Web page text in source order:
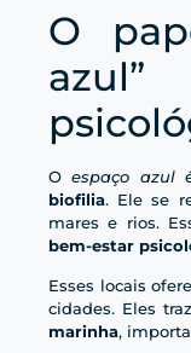
O
azul”
Oespaço azulé
biofilia. Ele se
mares e rios.
bem-estar
Esses locais
cidades. Eles
marinha,